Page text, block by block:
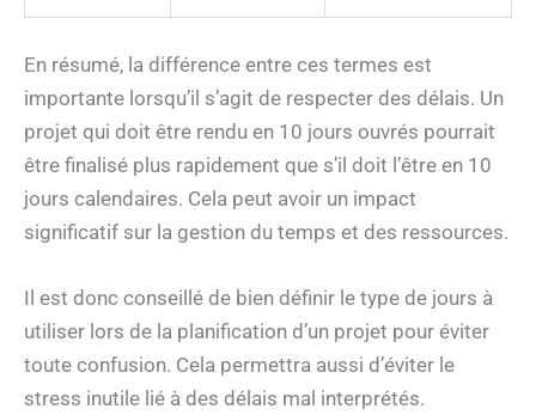
En résumé, la différence entre ces termes est
importante lorsqu’il s’agit de respecter des délais. Un
projet qui doit être rendu en 10 jours ouvrés pourrait
être finalisé plus rapidement que s’il doit l’être en 10
jours calendaires. Cela peut avoir un impact
significatif sur la gestion du temps et des ressources.
Il est donc conseillé de bien définir le type de jours à
utiliser lors de la planification d’un projet pour éviter
toute confusion. Cela permettra aussi d’éviter le
stress inutile lié à des délais mal interprétés.